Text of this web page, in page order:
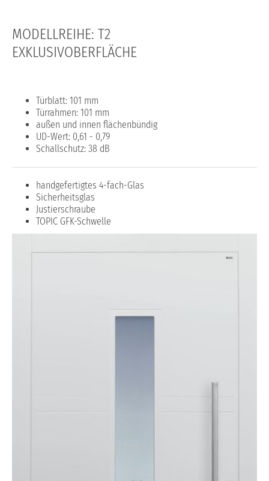
MODELLREIHE: T2
EXKLUSIVOBERFLÄCHE
Türblatt: 101 mm
Türrahmen: 101 mm
außen und innen flächenbündig
UD-Wert: 0,61 - 0,79
Schallschutz: 38 dB
handgefertigtes 4-fach-Glas
Sicherheitsglas
Justierschraube
TOPIC GFK-Schwelle